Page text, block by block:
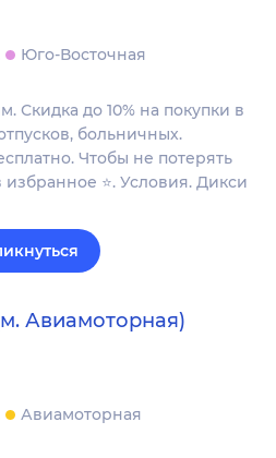
Юго-Восточная
Скидка до 10% на покупки в
больничных.
Чтобы не потерять
⭐. Условия. Дикси
Авиамоторная)
Авиамоторная